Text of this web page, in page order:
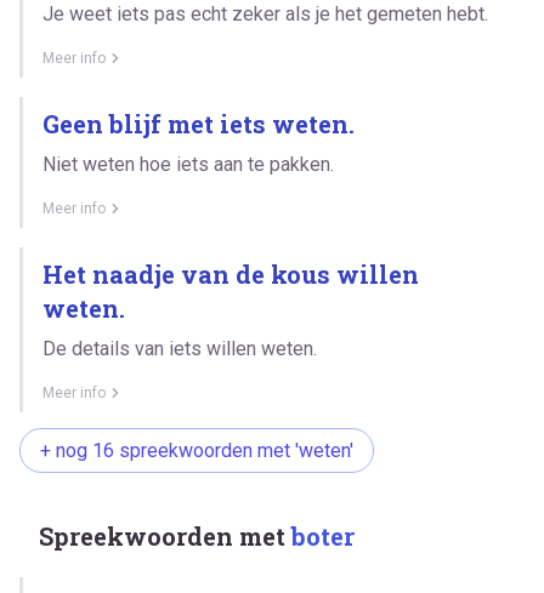
Je weet iets pas echt zeker als je het gemeten hebt.
Meer info
Geen blijf met iets weten.
Niet weten hoe iets aan te pakken.
Meer info
Het naadje van de kous willen
weten.
De details van iets willen weten.
Meer info
+ nog 16 spreekwoorden met 'weten'
Spreekwoorden metboter